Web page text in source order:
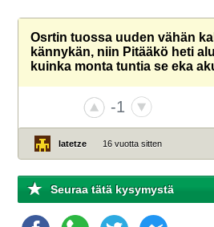
Osrtin tuossa uuden vähän
kännykän, niin Pitääkö heti
kuinka monta tuntia se eka
-1
latetze 16 vuotta sitten
Seuraa tätä kysymystä